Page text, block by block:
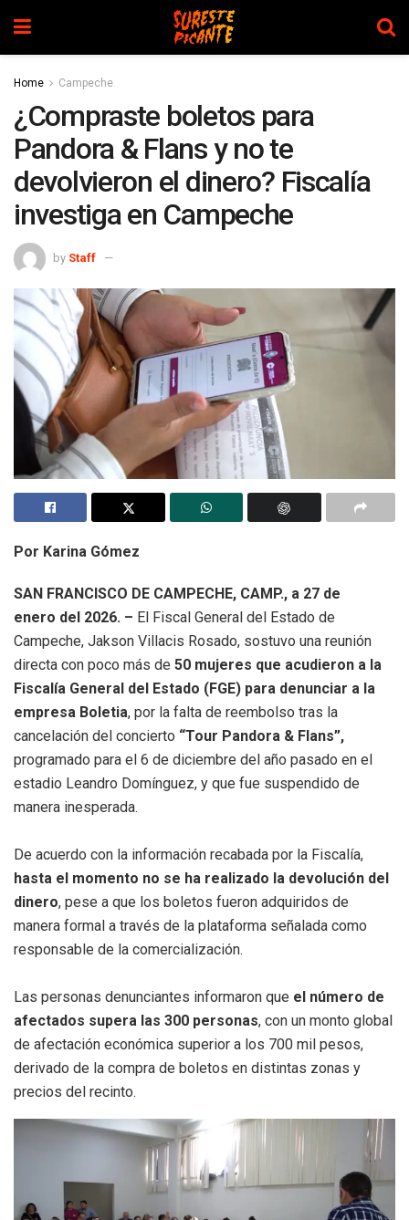
Home Campeche
¿Compraste boletos para
Pandora & Flans y no te
devolvieron el dinero? Fiscalía
investiga en Campeche
by Staff
Por Karina Gómez
SAN FRANCISCO DE CAMPECHE, CAMP., a 27 de
enero del 2026. – El Fiscal General del Estado de
Campeche, Jakson Villacis Rosado, sostuvo una reunión
directa con poco más de 50 mujeres que acudieron a la
Fiscalía General del Estado (FGE) para denunciar a la
empresa Boletia, por la falta de reembolso tras la
cancelación del concierto “Tour Pandora & Flans”,
programado para el 6 de diciembre del año pasado en el
estadio Leandro Domínguez, y que fue suspendido de
manera inesperada.
De acuerdo con la información recabada por la Fiscalía,
hasta el momento no se ha realizado la devolución del
dinero, pese a que los boletos fueron adquiridos de
manera formal a través de la plataforma señalada como
responsable de la comercialización.
Las personas denunciantes informaron que el número de
afectados supera las 300 personas, con un monto global
de afectación económica superior a los 700 mil pesos,
derivado de la compra de boletos en distintas zonas y
precios del recinto.